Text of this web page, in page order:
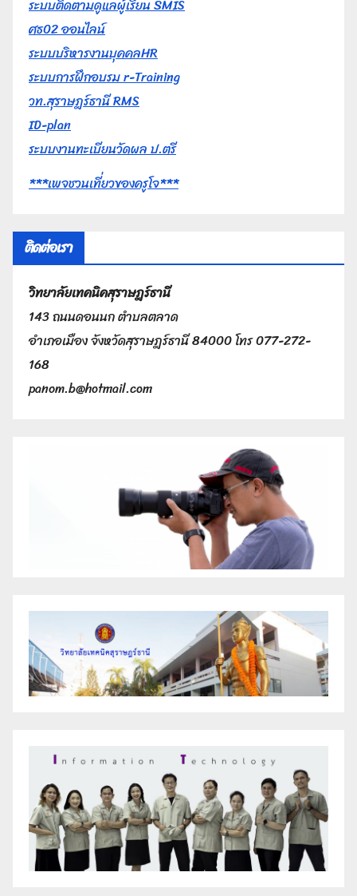
ระบบติดตามดูแลผู้เรียน SMIS
ศธ02 ออนไลน์
ระบบบริหารงานบุคคลHR
ระบบการฝึกอบรม r-Training
วท.สุราษฎร์ธานี RMS
ID-plan
ระบบงานทะเบียนวัดผล ป.ตรี
***เพจชวนเที่ยวของครูโจ***
ติดต่อเรา
วิทยาลัยเทคนิคสุราษฎร์ธานี
143 ถนนดอนนก ตำบลตลาด
อำเภอเมือง จังหวัดสุราษฎร์ธานี 84000 โทร 077-272-
168
panom.b@hotmail.com